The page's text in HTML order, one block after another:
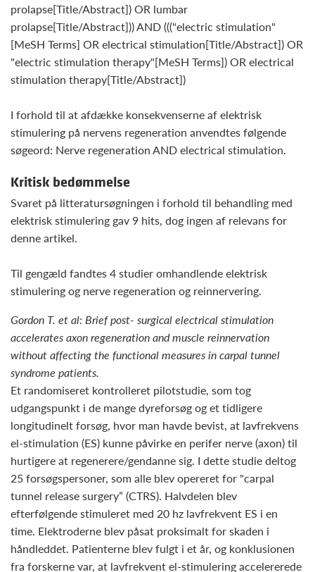
prolapse[Title/Abstract]) OR lumbar
prolapse[Title/Abstract])) AND ((("electric stimulation"
[MeSH Terms] OR electrical stimulation[Title/Abstract]) OR
"electric stimulation therapy"[MeSH Terms]) OR electrical
stimulation therapy[Title/Abstract])
I forhold til at afdække konsekvenserne af elektrisk
stimulering på nervens regeneration anvendtes følgende
søgeord: Nerve regeneration AND electrical stimulation.
Kritisk bedømmelse
Svaret på litteratursøgningen i forhold til behandling med
elektrisk stimulering gav 9 hits, dog ingen af relevans for
denne artikel.
Til gengæld fandtes 4 studier omhandlende elektrisk
stimulering og nerve regeneration og reinnervering.
Gordon T. et al: Brief post- surgical electrical stimulation
accelerates axon regeneration and muscle reinnervation
without affecting the functional measures in carpal tunnel
syndrome patients.
Et randomiseret kontrolleret pilotstudie, som tog
udgangspunkt i de mange dyreforsøg og et tidligere
longitudinelt forsøg, hvor man havde bevist, at lavfrekvens
el-stimulation (ES) kunne påvirke en perifer nerve (axon) til
hurtigere at regenerere/gendanne sig. I dette studie deltog
25 forsøgspersoner, som alle blev opereret for "carpal
tunnel release surgery” (CTRS). Halvdelen blev
efterfølgende stimuleret med 20 hz lavfrekvent ES i en
time. Elektroderne blev påsat proksimalt for skaden i
håndleddet. Patienterne blev fulgt i et år, og konklusionen
fra forskerne var, at lavfrekvent el-stimulering accelererede